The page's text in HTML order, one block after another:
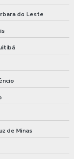
do Leste
de Minas